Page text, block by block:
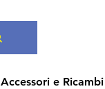
Accessori e Ricambi